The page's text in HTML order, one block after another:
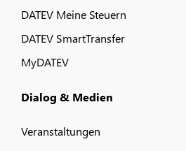
DATEV Meine Steuern
DATEV SmartTransfer
MyDATEV
Dialog & Medien
Veranstaltungen